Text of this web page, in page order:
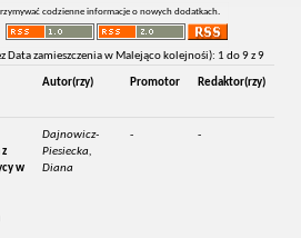
codzienne informacje o nowych dodatkach.
Data zamieszczenia w Malejąco kolejnośi): 1 do 9 z 9
Autor(rzy) Promotor Redaktor(rzy)
w
Dajnowicz-
Piesiecka,
Diana
- -